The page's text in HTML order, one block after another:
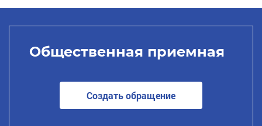
Общественная приемная
Создать обращение